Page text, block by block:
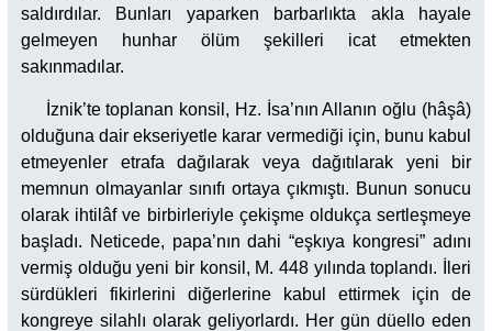
saldırdılar. Bunları yaparken barbarlıkta akla hayale
gelmeyen hunhar ölüm şekilleri icat etmekten
sakınmadılar.
İznik’te toplanan konsil, Hz. İsa’nın Allanın oğlu (hâşâ)
olduğuna dair ekseriyetle karar vermediği için, bunu kabul
etmeyenler etrafa dağılarak veya dağıtılarak yeni bir
memnun olmayanlar sınıfı ortaya çıkmıştı. Bunun sonucu
olarak ihtilâf ve birbirleriyle çekişme oldukça sertleşmeye
başladı. Neticede, papa’nın dahi “eşkıya kongresi” adını
vermiş olduğu yeni bir konsil, M. 448 yılında toplandı. İleri
sürdükleri fikirlerini diğerlerine kabul ettirmek için de
kongreye silahlı olarak geliyorlardı. Her gün düello eden